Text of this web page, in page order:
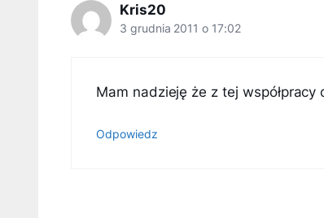
Kris20
3 grudnia 2011 o 17:02
Mam nadzieję że z tej
Odpowiedz